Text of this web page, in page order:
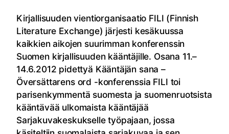
Kirjallisuuden vientiorganisaatio FILI (Finnish
Literature Exchange) järjesti kesäkuussa
kaikkien aikojen suurimman konferenssin
Suomen kirjallisuuden kääntäjille. Osana 11.–
14.6.2012 pidettyä Kääntäjän sana –
Översättarens ord -konferenssia FILI toi
parisenkymmentä suomesta ja suomenruotsista
kääntävää ulkomaista kääntäjää
Sarjakuvakeskukselle työpajaan, jossa